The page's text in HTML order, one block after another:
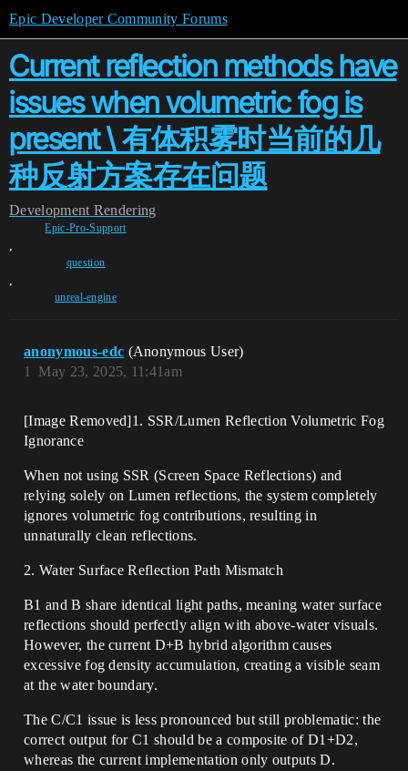
Epic Developer Community Forums
Current reflection methods have
issues when volumetric fog is
present \ 有体积雾时当前的几
种反射方案存在问题
Development Rendering
Epic-Pro-Support
,
question
,
unreal-engine
anonymous-edc (Anonymous User)
May 23, 2025, 11:41am
1
[Image Removed]​​1. SSR/Lumen Reflection Volumetric Fog
Ignorance​​
When not using SSR (Screen Space Reflections) and
relying solely on Lumen reflections, the system completely
ignores volumetric fog contributions, resulting in
unnaturally clean reflections.
​​2. Water Surface Reflection Path Mismatch​​
B1 and B share identical light paths, meaning water surface
reflections should perfectly align with above-water visuals.
However, the current D+B hybrid algorithm causes
excessive fog density accumulation, creating a visible seam
at the water boundary.
The C/C1 issue is less pronounced but still problematic: the
correct output for C1 should be a composite of D1+D2,
whereas the current implementation only outputs D.